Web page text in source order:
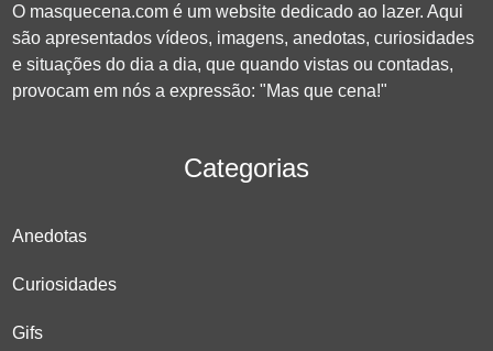
O masquecena.com é um website dedicado ao lazer. Aqui
são apresentados vídeos, imagens, anedotas, curiosidades
e situações do dia a dia, que quando vistas ou contadas,
provocam em nós a expressão: "Mas que cena!"
Categorias
Anedotas
Curiosidades
Gifs